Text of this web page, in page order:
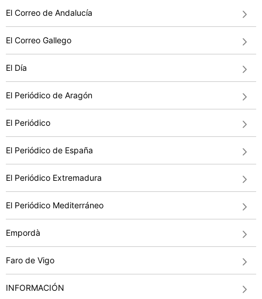
El Correo de Andalucía
El Correo Gallego
El Día
El Periódico de Aragón
El Periódico
El Periódico de España
El Periódico Extremadura
El Periódico Mediterráneo
Empordà
Faro de Vigo
INFORMACIÓN